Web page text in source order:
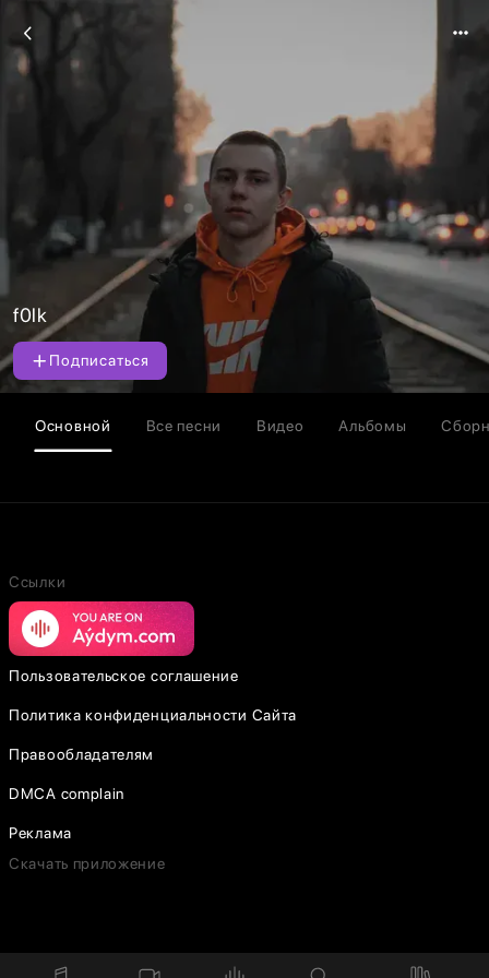
f0lk
Подписаться
Основной Все песни Видео Альбомы
Ссылки
Пользовательское соглашение
Политика конфиденциальности Сайта
Правообладателям
DMCA complain
Реклама
Скачать приложение